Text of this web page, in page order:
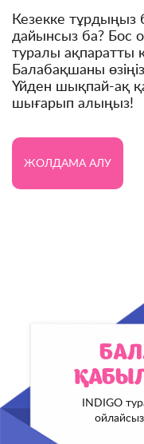
Кезекке тұрдыңыз
дайынсыз ба? Бос
туралы ақпаратты
Балабақшаны
Үйден шықпай-ақ
шығарып алыңыз!
ЖОЛДАМА АЛУ
INDIGO